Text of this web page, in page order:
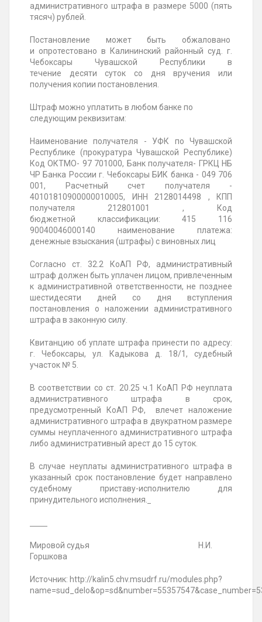
административного штрафа в размере 5000 (пять
тясяч) рублей.
Постановление может быть обжаловано
и опротестовано в Калининский районный суд. г.
Чебоксары Чувашской Республики в
течение десяти суток со дня вручения или
получения копии постановления.
Штраф можно уплатить в любом банке по
следующим реквизитам:
Наименование получателя - УФК по Чувашской
Республике (прокуратура Чувашской Республике)
Код ОКТМО- 97 701000, Банк получателя- ГРКЦ НБ
ЧР Банка России г. Чебоксары БИК банка - 049 706
001, Расчетный счет получателя -
40101810900000010005, ИНН 2128014498 , КПП
получателя 212801001 , Код
бюджетной классификации: 415 116
90040046000140 наименование платежа:
денежные взыскания (штрафы) с виновных лиц
Согласно ст. 32.2 КоАП РФ, административный
штраф должен быть уплачен лицом, привлеченным
к административной ответственности, не позднее
шестидесяти дней со дня вступления
постановления о наложении административного
штрафа в законную силу.
Квитанцию об уплате штрафа принести по адресу:
г. Чебоксары, ул. Кадыкова д. 18/1, судебный
участок № 5.
В соответствии со ст. 20.25 ч.1 КоАП РФ неуплата
административного штрафа в срок,
предусмотренный КоАП РФ, влечет наложение
административного штрафа в двукратном размере
суммы неуплаченного административного штрафа
либо административный арест до 15 суток.
В случае неуплаты административного штрафа в
указанный срок постановление будет направлено
судебному приставу-исполнителю для
принудительного исполнения.
Мировой судья Н.И.
Горшкова
Источник: http://kalin5.chv.msudrf.ru/modules.php?